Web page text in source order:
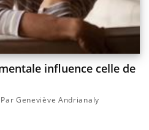
influence celle de
Par Geneviève Andrianaly